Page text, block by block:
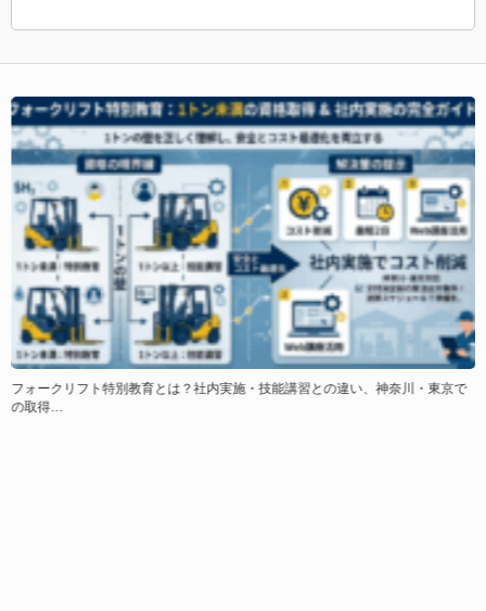
フォークリフト特別教育とは？社内実施・技能講習との違い、神奈川・東京で
の取得…